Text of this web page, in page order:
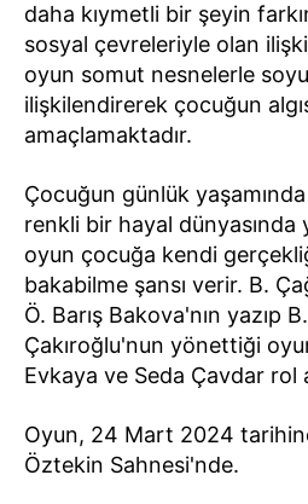
daha kıymetli bir şeyin
sosyal çevreleriyle olan
oyun somut nesnelerle
ilişkilendirerek çocuğun
amaçlamaktadır.
Çocuğun günlük
renkli bir hayal dünyasında
oyun çocuğa kendi
bakabilme şansı verir. B.
Ö. Barış Bakova'nın yazıp
Çakıroğlu'nun yönettiği
Evkaya ve Seda Çavdar rol
Oyun, 24 Mart 2024
Öztekin Sahnesi'nde.